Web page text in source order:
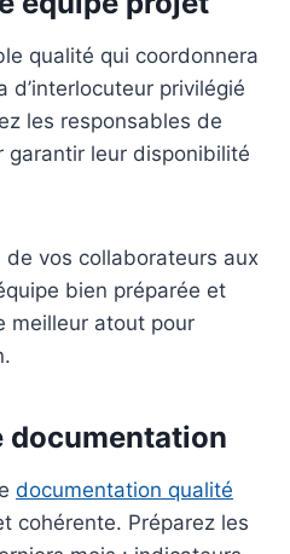
qualité qui coordonnera
d’interlocuteur privilégié
les responsables de
garantir leur disponibilité
de vos collaborateurs aux
bien préparée et
meilleur atout pour
documentation
documentation qualité
cohérente. Préparez les